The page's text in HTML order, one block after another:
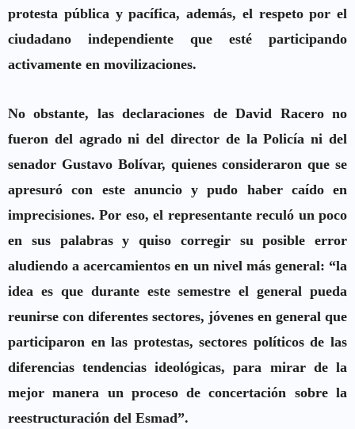
protesta pública y pacífica, además, el respeto por el
ciudadano independiente que esté participando
activamente en movilizaciones.
No obstante, las declaraciones de David Racero no
fueron del agrado ni del director de la Policía ni del
senador Gustavo Bolívar, quienes consideraron que se
apresuró con este anuncio y pudo haber caído en
imprecisiones. Por eso, el representante reculó un poco
en sus palabras y quiso corregir su posible error
aludiendo a acercamientos en un nivel más general: “la
idea es que durante este semestre el general pueda
reunirse con diferentes sectores, jóvenes en general que
participaron en las protestas, sectores políticos de las
diferencias tendencias ideológicas, para mirar de la
mejor manera un proceso de concertación sobre la
reestructuración del Esmad”.